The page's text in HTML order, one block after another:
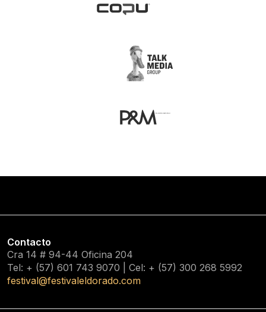
Contacto
Cra 14 # 94-44 Oficina 204
Tel: + (57) 601 743 9070 | Cel: + (57) 300 268 5992
festival@festivaleldorado.com